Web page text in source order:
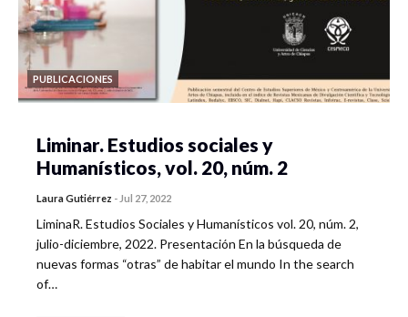
PUBLICACIONES
Liminar. Estudios sociales y
Humanísticos, vol. 20, núm. 2
Laura Gutiérrez - Jul 27, 2022
LiminaR. Estudios Sociales y Humanísticos vol. 20, núm. 2,
julio-diciembre, 2022. Presentación En la búsqueda de
nuevas formas “otras” de habitar el mundo In the search
of…